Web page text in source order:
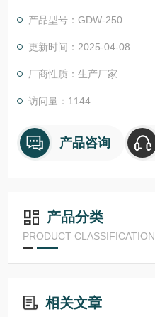
产品型号：GDW-250
更新时间：2025-04-08
厂商性质：生产厂家
访问量：1144
产品咨询
产品分类
PRODUCT CLASSIFICATION
相关文章